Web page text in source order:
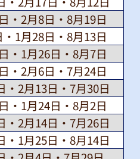
・2月8日・8月19日
・1月28日・8月13日
・1月26日・8月7日
・2月6日・7月24日
・2月13日・7月30日
・1月24日・8月2日
・2月14日・7月26日
・1月25日・8月14日